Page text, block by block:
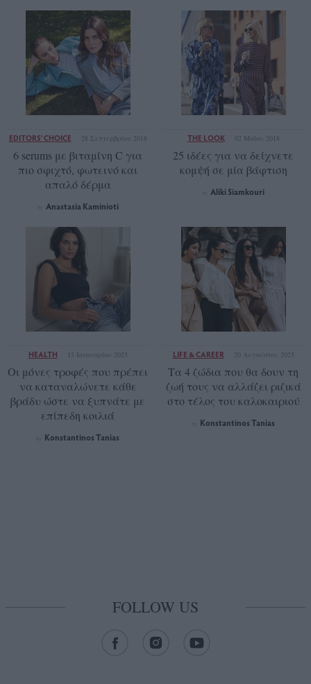
EDITORS' CHOICE 28 Σεπτεμβρίου 2018
6 serums με βιταμίνη C για
πιο σφιχτό, φωτεινό και
απαλό δέρμα
Anastasia Kaminioti
THE LOOK 02 Μαΐου 2018
25 ιδέες για να δείχνετε
κομψή σε μία βάφτιση
Aliki Siamkouri
HEALTH 15 Ιανουαρίου 2025
Οι μόνες τροφές που πρέπει
να καταναλώνετε κάθε
βράδυ ώστε να ξυπνάτε με
επίπεδη κοιλιά
Konstantinos Tanias
LIFE & CAREER 20 Αυγούστου 2025
Τα 4 ζώδια που θα δουν τη
ζωή τους να αλλάζει ριζικά
στο τέλος του καλοκαιριού
Konstantinos Tanias
FOLLOW US